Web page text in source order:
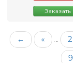
Заказать
← « ... 2
9